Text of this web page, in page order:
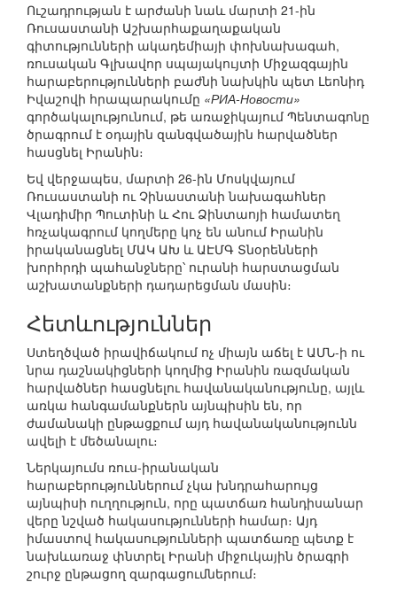
Ուշադրության է արժանի նաև մարտի 21-ին
Ռուսաստանի Աշխարհաքաղաքական
գիտությունների ակադեմիայի փոխնախագահ,
ռուսական Գլխավոր սպայակույտի Միջազգային
հարաբերությունների բաժնի նախկին պետ Լեոնիդ
Իվաշովի հրապարակումը «РИА-Новости»
գործակալությունում, թե առաջիկայում Պենտագոնը
ծրագրում է օդային զանգվածային հարվածներ
հասցնել Իրանին։
Եվ վերջապես, մարտի 26-ին Մոսկվայում
Ռուսաստանի ու Չինաստանի նախագահներ
Վլադիմիր Պուտինի և Հու Ձինտաոյի համատեղ
հռչակագրում կողմերը կոչ են անում Իրանին
իրականացնել ՄԱԿ ԱԽ և ԱԷՄԳ Տնօրենների
խորհրդի պահանջները՝ ուրանի հարստացման
աշխատանքների դադարեցման մասին։
Հետևություններ
Ստեղծված իրավիճակում ոչ միայն աճել է ԱՄՆ-ի ու
նրա դաշնակիցների կողմից Իրանին ռազմական
հարվածներ հասցնելու հավանականությունը, այլև
առկա հանգամանքներն այնպիսին են, որ
ժամանակի ընթացքում այդ հավանականությունն
ավելի է մեծանալու։
Ներկայումս ռուս-իրանական
հարաբերություններում չկա խնդրահարույց
այնպիսի ուղղություն, որը պատճառ հանդիսանար
վերը նշված հակասությունների համար։ Այդ
իմաստով հակասությունների պատճառը պետք է
նախևառաջ փնտրել Իրանի միջուկային ծրագրի
շուրջ ընթացող զարգացումներում։